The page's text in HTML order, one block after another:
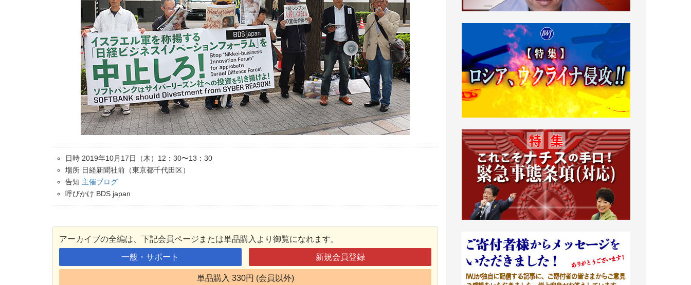
日時 2019年10月17日（木）12：30〜13：30
場所 日経新聞社前（東京都千代田区）
告知 主催ブログ
呼びかけ BDS japan
アーカイブの全編は、下記会員ページまたは単品購入より御覧になれます。
一般・サポート 新規会員登録
単品購入 330円 (会員以外)